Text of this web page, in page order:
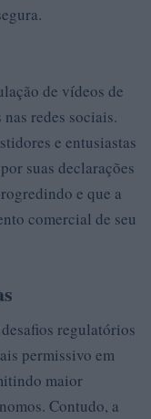
de vídeos de
redes sociais.
e entusiastas
suas declarações
e que a
comercial de seu
regulatórios
permissivo em
maior
Contudo, a